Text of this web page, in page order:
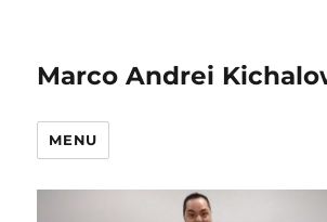
Marco Andrei
MENU